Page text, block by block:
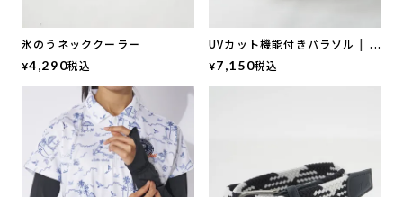
氷のうネッククーラー
¥4,290税込
UVカット機能付きパラソル |
UVカット
¥7,150税込